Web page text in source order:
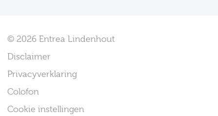
© 2026 Entrea Lindenhout
Disclaimer
Privacyverklaring
Colofon
Cookie instellingen